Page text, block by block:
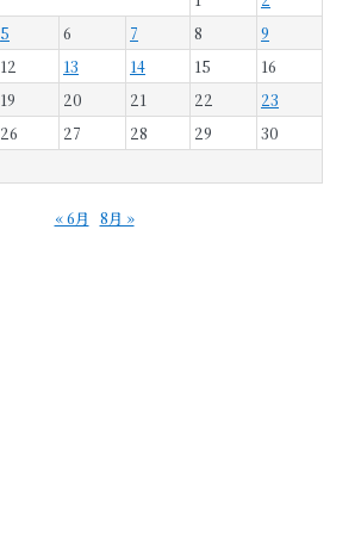
5 6 7 8
9
12 13 14 15
16
19 20 21 22
23
26 27 28 29
30
« 6月 8月 »